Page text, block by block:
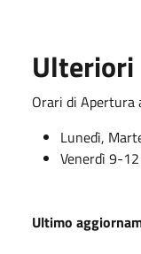
Orari di Apertura
Lunedì,
Venerdì 9-12
Ultimo